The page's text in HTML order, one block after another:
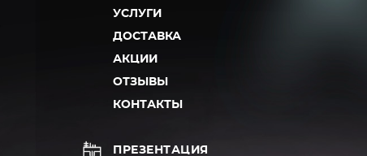
УСЛУГИ
ДОСТАВКА
АКЦИИ
ОТЗЫВЫ
КОНТАКТЫ
ПРЕЗЕНТАЦИЯ